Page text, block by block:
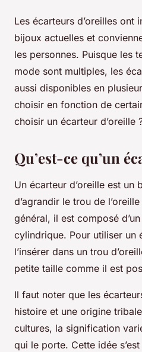
Les écarteurs d’oreilles ont
bijoux actuelles et
les personnes. Puisque les
mode sont multiples, les
aussi disponibles en
choisir en fonction de
choisir un écarteur d’oreille
Qu’est-ce qu’un
Un écarteur d’oreille est un
d’agrandir le trou de
général, il est composé
cylindrique. Pour utiliser un
l’insérer dans un trou
petite taille comme il est
Il faut noter que les
histoire et une origine
cultures, la signification
qui le porte. Cette idée